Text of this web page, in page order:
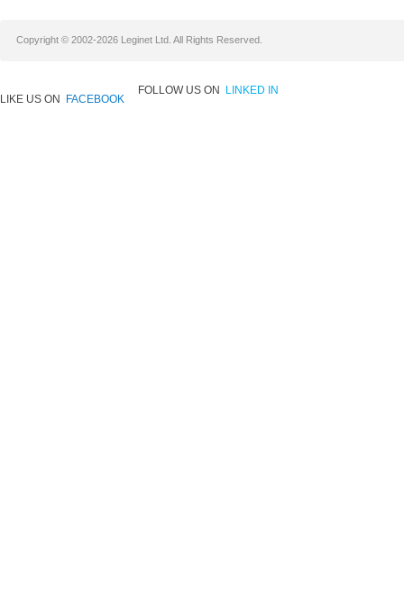
Copyright © 2002-2026 Leginet Ltd. All Rights Reserved.
LIKE US ON FACEBOOK
FOLLOW US ON LINKED IN